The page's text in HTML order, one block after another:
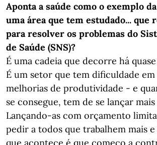
Aponta a saúde como o exemplo
uma área que tem estudado... que
para resolver os problemas do
de Saúde (SNS)?
É uma cadeia que decorre há
É um setor que tem dificuldade
melhorias de produtividade - e
se consegue, tem de se lançar
Lançando-as com orçamento
pedir a todos que trabalhem mais